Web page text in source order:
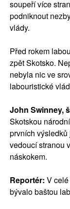
soupeří více
podniknout
vlády.
Před rokem
zpět Skotsko.
nebyla nic ve
labouristické
John Swinney,
Skotskou
prvních
vedoucí stranou
náskokem.
Reportér: V
bývalo baštou